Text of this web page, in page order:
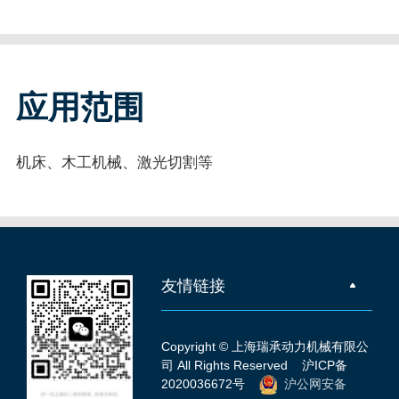
应用范围
机床、木工机械、激光切割等
友情链接
Copyright © 上海瑞承动力机械有限公
司 All Rights Reserved沪ICP备
2020036672号
沪公网安备